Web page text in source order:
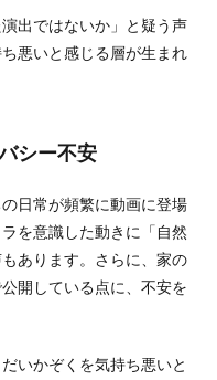
出ではないか」と疑う声
悪いと感じる層が生まれ
シー不安
日常が頻繁に動画に登場
を意識した動きに「自然
あります。さらに、家の
開している点に、不安を
いかぞくを気持ち悪いと